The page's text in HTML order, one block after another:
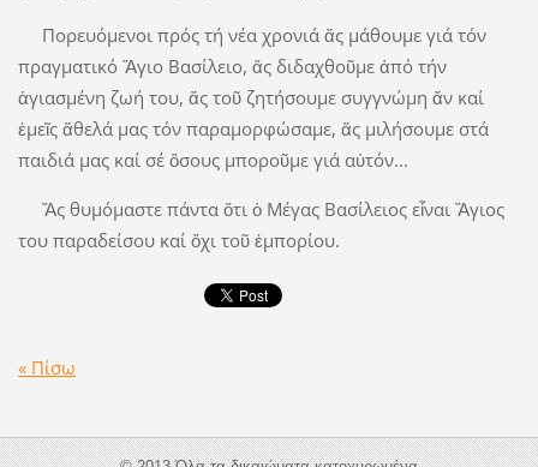
Πορευόμενοι πρός τή νέα χρονιά ἄς μάθουμε γιά τόν
πραγματικό Ἅγιο Βασίλειο, ἄς διδαχθοῦμε ἀπό τήν
ἁγιασμένη ζωή του, ἄς τοῦ ζητήσουμε συγγνώμη ἄν καί
ἐμεῖς ἄθελά μας τόν παραμορφώσαμε, ἄς μιλήσουμε στά
παιδιά μας καί σέ ὅσους μποροῦμε γιά αὐτόν...
Ἄς θυμόμαστε πάντα ὅτι ὁ Μέγας Βασίλειος εἶναι Ἅγιος
του παραδείσου καί ὄχι τοῦ ἐμπορίου.
« Πίσω